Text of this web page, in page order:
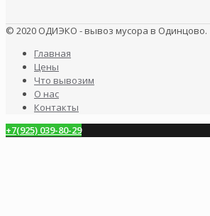
© 2020 ОДИЭКО - вывоз мусора в Одинцово.
Главная
Цены
Что вывозим
О нас
Контакты
+7(925) 039-80-29